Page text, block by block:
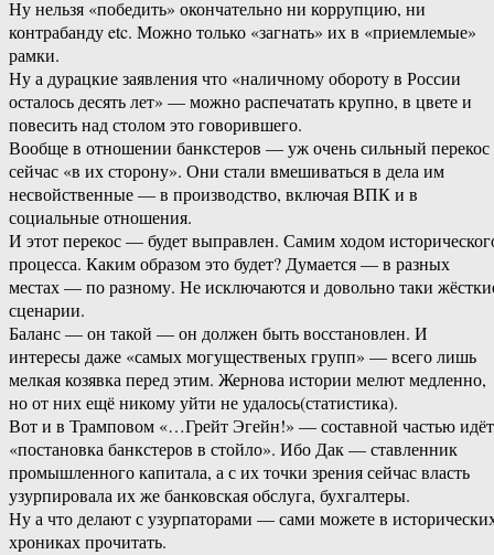
Ну нельзя «победить» окончательно ни коррупцию, ни
контрабанду etc. Можно только «загнать» их в «приемлемые»
рамки.
Ну а дурацкие заявления что «наличному обороту в России
осталось десять лет» — можно распечатать крупно, в цвете и
повесить над столом это говорившего.
Вообще в отношении банкстеров — уж очень сильный перекос
сейчас «в их сторону». Они стали вмешиваться в дела им
несвойственные — в производство, включая ВПК и в
социальные отношения.
И этот перекос — будет выправлен. Самим ходом
процесса. Каким образом это будет? Думается — в разных
местах — по разному. Не исключаются и довольно таки
сценарии.
Баланс — он такой — он должен быть восстановлен. И
интересы даже «самых могущественых групп» — всего лишь
мелкая козявка перед этим. Жернова истории мелют медленно,
но от них ещё никому уйти не удалось(статистика).
Вот и в Трамповом «…Грейт Эгейн!» — составной частью идёт
«постановка банкстеров в стойло». Ибо Дак — ставленник
промышленного капитала, а с их точки зрения сейчас власть
узурпировала их же банковская обслуга, бухгалтеры.
Ну а что делают с узурпаторами — сами можете в
хрониках прочитать.